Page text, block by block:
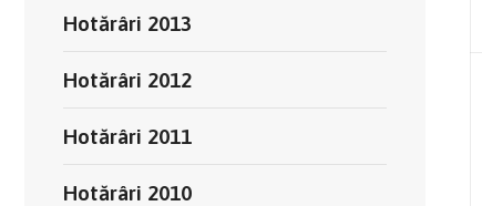
Hotărâri 2013
Hotărâri 2012
Hotărâri 2011
Hotărâri 2010